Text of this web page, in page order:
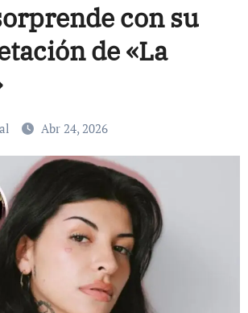
con su
de «La
Abr 24, 2026